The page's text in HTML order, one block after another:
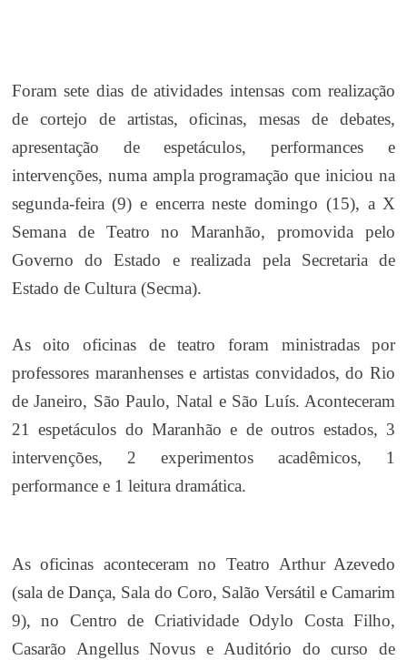
Foram sete dias de atividades intensas com realização
de cortejo de artistas, oficinas, mesas de debates,
apresentação de espetáculos, performances e
intervenções, numa ampla programação que iniciou na
segunda-feira (9) e encerra neste domingo (15), a X
Semana de Teatro no Maranhão, promovida pelo
Governo do Estado e realizada pela Secretaria de
Estado de Cultura (Secma).
As oito oficinas de teatro foram ministradas por
professores maranhenses e artistas convidados, do Rio
de Janeiro, São Paulo, Natal e São Luís. Aconteceram
21 espetáculos do Maranhão e de outros estados, 3
intervenções, 2 experimentos acadêmicos, 1
performance e 1 leitura dramática.
As oficinas aconteceram no Teatro Arthur Azevedo
(sala de Dança, Sala do Coro, Salão Versátil e Camarim
9), no Centro de Criatividade Odylo Costa Filho,
Casarão Angellus Novus e Auditório do curso de